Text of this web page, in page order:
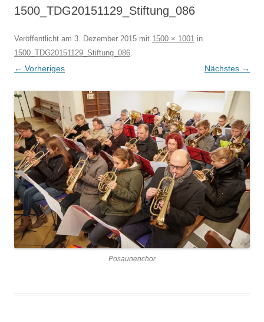
1500_TDG20151129_Stiftung_086
Veröffentlicht am 3. Dezember 2015 mit 1500 × 1001 in
1500_TDG20151129_Stiftung_086.
← Vorheriges Nächstes →
Posaunenchor